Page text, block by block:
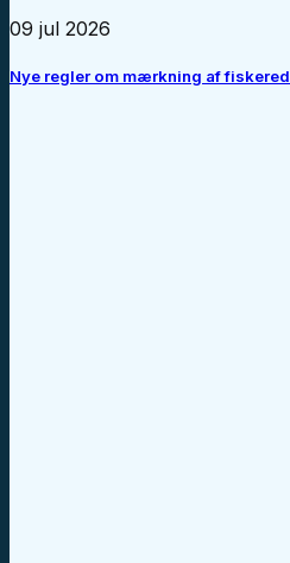
09 jul 2026
Nye regler om mærkning af